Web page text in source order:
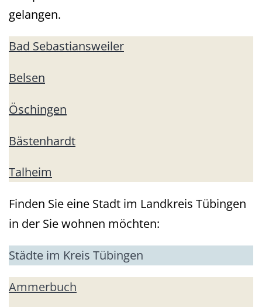
gelangen.
Bad Sebastiansweiler
Belsen
Öschingen
Bästenhardt
Talheim
Finden Sie eine Stadt im Landkreis Tübingen
in der Sie wohnen möchten:
Städte im Kreis Tübingen
Ammerbuch